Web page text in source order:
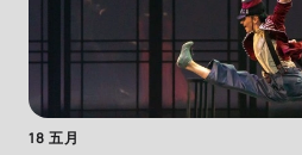
18 五月